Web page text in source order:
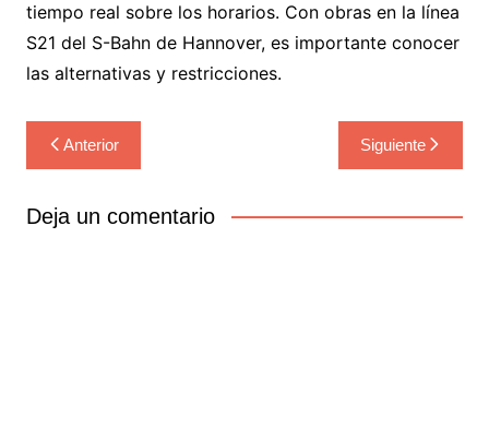
tiempo real sobre los horarios. Con obras en la línea
S21 del S-Bahn de Hannover, es importante conocer
las alternativas y restricciones.
Navegación
de
entradas
Anterior Siguiente
Deja un comentario